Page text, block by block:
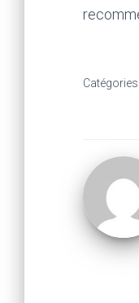
Catégories